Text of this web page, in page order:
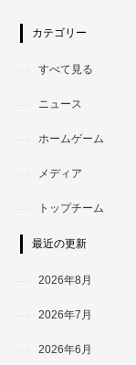
カテゴリー
すべて見る
ニュース
ホームゲーム
メディア
トップチーム
最近の更新
2026年8月
2026年7月
2026年6月